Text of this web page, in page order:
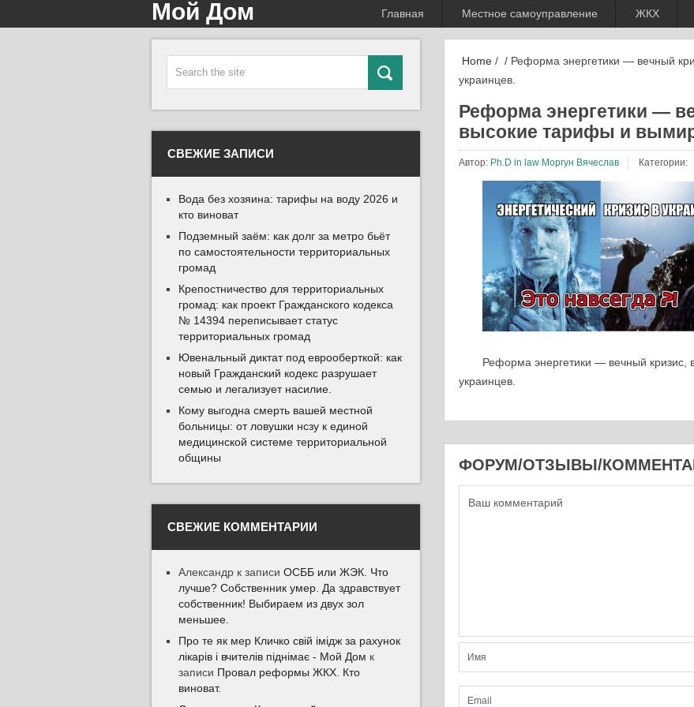
Главная Местное самоуправление ЖКХ
Мой Дом
Home/ / Реформа энергетики — вечный
украинцев.
Реформа энергетики —
высокие тарифы и
Автор: Ph.D in law Моргун Вячеслав Категории:
Реформа энергетики — вечный
украинцев.
ФОРУМ/ОТЗЫВЫ/
СВЕЖИЕ ЗАПИСИ
Вода без хозяина: тарифы на воду 2026 и
кто виноват
Подземный заём: как долг за метро бьёт
по самостоятельности территориальных
громад
Крепостничество для территориальных
громад: как проект Гражданского кодекса
№ 14394 переписывает статус
территориальных громад
Ювенальный диктат под еврооберткой: как
новый Гражданский кодекс разрушает
семью и легализует насилие.
Кому выгодна смерть вашей местной
больницы: от ловушки нсзу к единой
медицинской системе территориальной
общины
СВЕЖИЕ КОММЕНТАРИИ
Александр к записиОСББ или ЖЭК. Что
лучше? Собственник умер. Да здравствует
собственник! Выбираем из двух зол
меньшее.
Про те як мер Кличко свій імідж за рахунок
лікарів і вчителів піднімає - Мой Дом к
записи Провал реформы ЖКХ. Кто
виноват.